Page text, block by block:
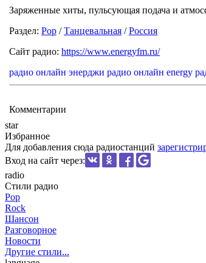
Заряженные хиты, пульсующая подача и
Раздел: Pop /Танцевальная /Россия
Сайт радио: https://www.energyfm.ru/
радио онлайн энерджи радио онлайн energy
Комментарии
star
Избранное
Для добавления сюда радиостанций
Вход на сайт через:
radio
Стили радио
Pop
Rock
Шансон
Разговорное
Новости
Другие стили...